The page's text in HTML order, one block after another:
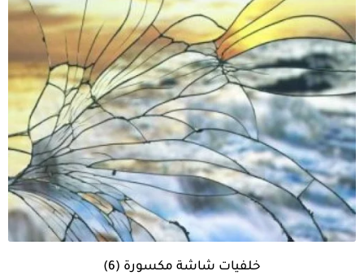
خلفيات شاشة مكسورة (6)